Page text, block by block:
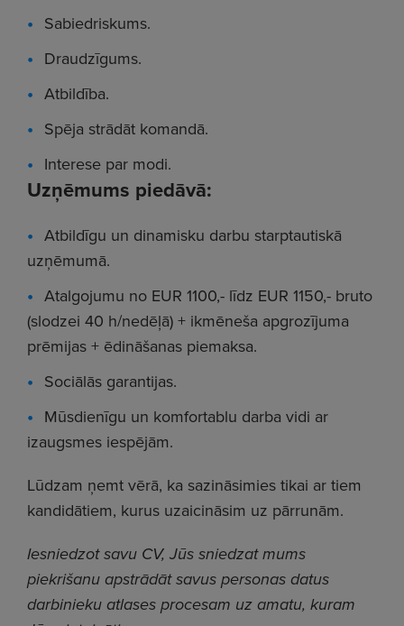
Sabiedriskums.
Draudzīgums.
Atbildība.
Spēja strādāt komandā.
Interese par modi.
Uzņēmums piedāvā:
Atbildīgu un dinamisku darbu starptautiskā
uzņēmumā.
Atalgojumu no EUR 1100,- līdz EUR 1150,- bruto
(slodzei 40 h/nedēļā) + ikmēneša apgrozījuma
prēmijas + ēdināšanas piemaksa.
Sociālās garantijas.
Mūsdienīgu un komfortablu darba vidi ar
izaugsmes iespējām.
Lūdzam ņemt vērā, ka sazināsimies tikai ar tiem
kandidātiem, kurus uzaicināsim uz pārrunām.
Iesniedzot savu CV, Jūs sniedzat mums
piekrišanu apstrādāt savus personas datus
darbinieku atlases procesam uz amatu, kuram